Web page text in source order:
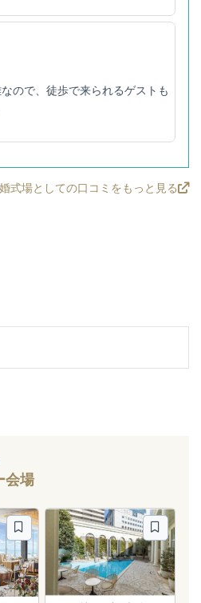
ので、徒歩で来られるゲストも
式場としての口コミをもっと見る
会場